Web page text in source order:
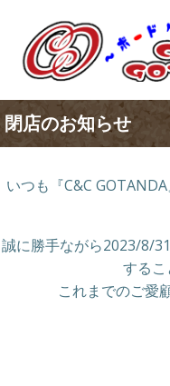
閉店のお知らせ
いつも『C&C
誠に勝手ながら2023/8/
するこ
これまでのご愛